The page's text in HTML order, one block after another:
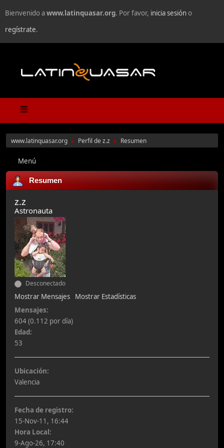
Bienvenido awww.latinquasar.org. Por favor, inicia sesióno
regístrate.
www.latinquasar.org ► Perfil de z.z ► Resumen
Menú
Resumen
z.z
Astronauta
Desconectado
Mostrar Mensajes
Mostrar Estadísticas
Mensajes:
604 (0.112 por día)
Edad:
53
Ubicación:
Valencia
Fecha de registro:
15-Nov-11, 16:44
Hora Local:
9-Ago-26, 17:40